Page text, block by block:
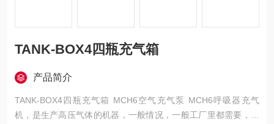
TANK-BOX4四瓶充气箱
产品简介
TANK-BOX4四瓶充气箱 MCH6空气充气泵 MCH6呼吸器充气
机，是生产高压气体的机器，一般情况，一般工厂里都需要，主